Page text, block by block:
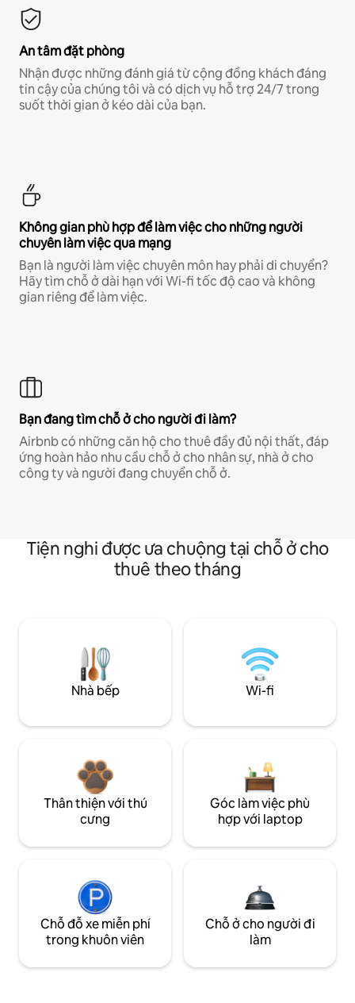
An tâm đặt phòng
Nhận được những đánh giá từ cộng đồng khách đáng
tin cậy của chúng tôi và có dịch vụ hỗ trợ 24/7 trong
suốt thời gian ở kéo dài của bạn.
Không gian phù hợp để làm việc cho những người
chuyên làm việc qua mạng
Bạn là người làm việc chuyên môn hay phải di chuyển?
Hãy tìm chỗ ở dài hạn với Wi-fi tốc độ cao và không
gian riêng để làm việc.
Bạn đang tìm chỗ ở cho người đi làm?
Airbnb có những căn hộ cho thuê đầy đủ nội thất, đáp
ứng hoàn hảo nhu cầu chỗ ở cho nhân sự, nhà ở cho
công ty và người đang chuyển chỗ ở.
Tiện nghi được ưa chuộng tại chỗ ở cho
thuê theo tháng
Nhà bếp Wi-fi
Thân thiện với thú
cưng
Góc làm việc phù
hợp với laptop
Chỗ đỗ xe miễn phí
trong khuôn viên
Chỗ ở cho người đi
làm